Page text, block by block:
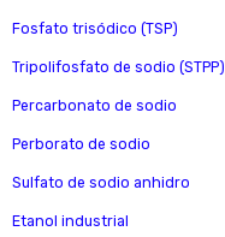
Fosfato trisódico (TSP)
Tripolifosfato de sodio (STPP)
Percarbonato de sodio
Perborato de sodio
Sulfato de sodio anhidro
Etanol industrial